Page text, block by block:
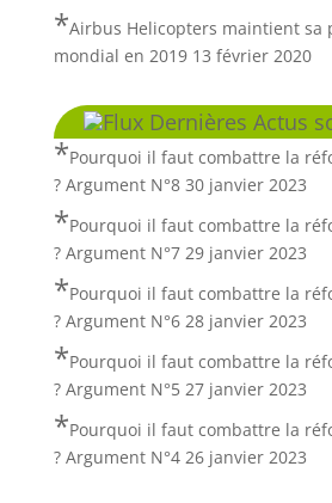
Airbus Helicopters maintient sa
mondial en 2019 13 février 2020
Dernières Actus
Pourquoi il faut combattre la
? Argument N°8 30 janvier 2023
Pourquoi il faut combattre la
? Argument N°7 29 janvier 2023
Pourquoi il faut combattre la
? Argument N°6 28 janvier 2023
Pourquoi il faut combattre la
? Argument N°5 27 janvier 2023
Pourquoi il faut combattre la
? Argument N°4 26 janvier 2023